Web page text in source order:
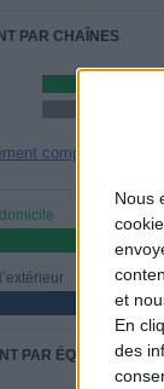
Nous
et
En
des
PAR CHAÎNES
complet
44,44%
PAR ÉQUIPES